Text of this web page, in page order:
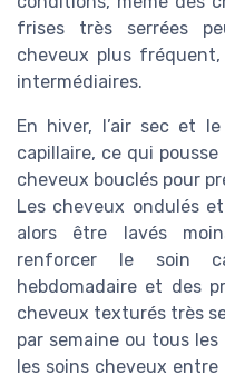
frises très serrées
cheveux plus
intermédiaires.
En hiver, l’air sec et
capillaire, ce qui
cheveux bouclés pour
Les cheveux ondulés
alors être lavés
renforcer le soin
hebdomadaire et des
cheveux texturés très
par semaine ou tous
les soins cheveux